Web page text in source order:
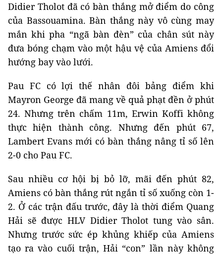
Didier Tholot đã có bàn thắng mở điểm do công
của Bassouamina. Bàn thắng này vô cùng may
mắn khi pha “ngã bàn đèn” của chân sút này
đưa bóng chạm vào một hậu vệ của Amiens đổi
hướng bay vào lưới.
Pau FC có lợi thế nhân đôi bảng điểm khi
Mayron George đã mang về quả phạt đền ở phút
24. Nhưng trên chấm 11m, Erwin Koffi không
thực hiện thành công. Nhưng đến phút 67,
Lambert Evans mới có bàn thắng nâng tỉ số lên
2-0 cho Pau FC.
Sau nhiều cơ hội bị bỏ lỡ, mãi đến phút 82,
Amiens có bàn thắng rút ngắn tỉ số xuống còn 1-
2. Ở các trận đấu trước, đây là thời điểm Quang
Hải sẽ được HLV Didier Tholot tung vào sân.
Nhưng trước sức ép khủng khiếp của Amiens
tạo ra vào cuối trận, Hải “con” lần này không